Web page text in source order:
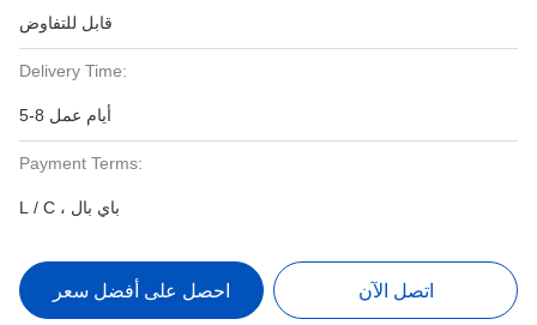
قابل للتفاوض
Delivery Time:
5-8 أيام عمل
Payment Terms:
L / C ، باي بال
احصل على أفضل سعر اتصل الآن